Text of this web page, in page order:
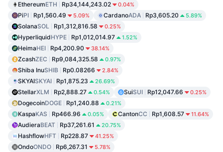
EthereumETH Rp34,144,243.02 0.04%
PiPI Rp1,560.49 5.09% CardanoADA Rp3,605.20 5.89%
SolanaSOL Rp1,312,816.58 0.25%
HyperliquidHYPE Rp1,012,014.97 1.52%
HeimaHEI Rp4,200.90 38.14%
ZcashZEC Rp9,084,325.58 0.97%
Shiba InuSHIB Rp0.08266 2.84%
SKYAISKYAI Rp1,875.23 26.69%
StellarXLM Rp2,888.27 0.54% SuiSUI Rp12,047.66 0.25%
DogecoinDOGE Rp1,240.88 0.21%
KaspaKAS Rp466.96 0.05% CantonCC Rp1,608.57 11.64%
AudieraBEAT Rp37,261.61 20.75%
HashflowHFT Rp228.87 41.25%
OndoONDO Rp6,267.31 5.78%